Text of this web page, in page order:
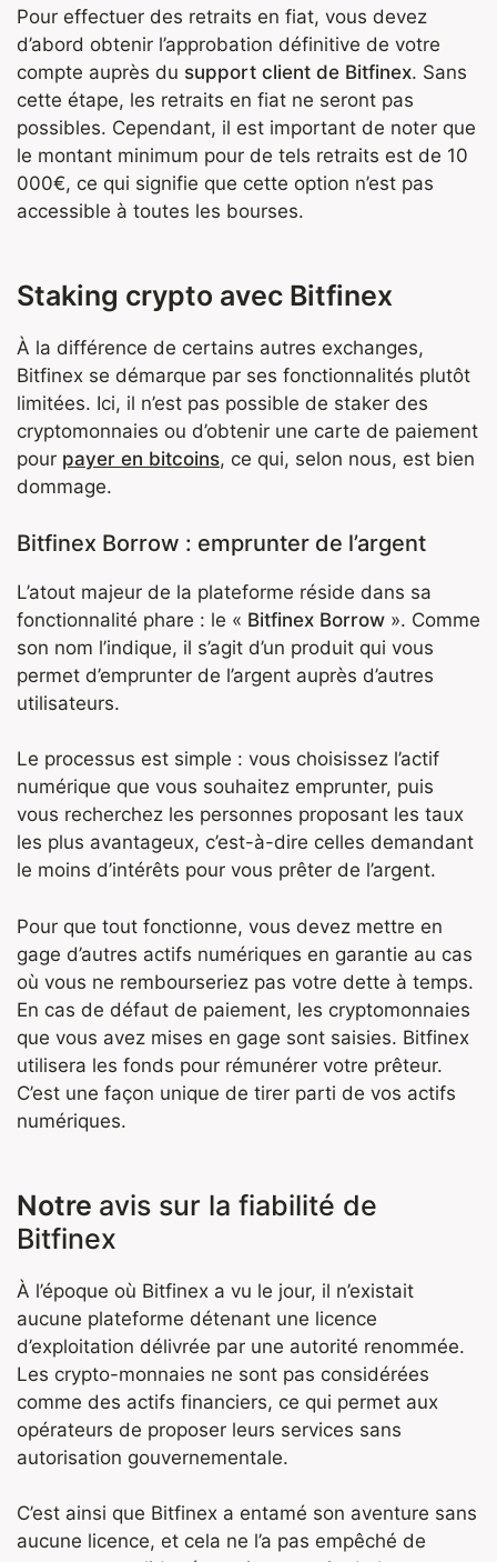
Pour effectuer des retraits en fiat, vous devez
d’abord obtenir l’approbation définitive de votre
compte auprès du support client de Bitfinex. Sans
cette étape, les retraits en fiat ne seront pas
possibles. Cependant, il est important de noter que
le montant minimum pour de tels retraits est de 10
000€, ce qui signifie que cette option n’est pas
accessible à toutes les bourses.
Staking crypto avec Bitfinex
À la différence de certains autres exchanges,
Bitfinex se démarque par ses fonctionnalités plutôt
limitées. Ici, il n’est pas possible de staker des
cryptomonnaies ou d’obtenir une carte de paiement
pour payer en bitcoins, ce qui, selon nous, est bien
dommage.
Bitfinex Borrow : emprunter de l’argent
L’atout majeur de la plateforme réside dans sa
fonctionnalité phare : le « Bitfinex Borrow ». Comme
son nom l’indique, il s’agit d’un produit qui vous
permet d’emprunter de l’argent auprès d’autres
utilisateurs.
Le processus est simple : vous choisissez l’actif
numérique que vous souhaitez emprunter, puis
vous recherchez les personnes proposant les taux
les plus avantageux, c’est-à-dire celles demandant
le moins d’intérêts pour vous prêter de l’argent.
Pour que tout fonctionne, vous devez mettre en
gage d’autres actifs numériques en garantie au cas
où vous ne rembourseriez pas votre dette à temps.
En cas de défaut de paiement, les cryptomonnaies
que vous avez mises en gage sont saisies. Bitfinex
utilisera les fonds pour rémunérer votre prêteur.
C’est une façon unique de tirer parti de vos actifs
numériques.
Notre avis sur la fiabilité de
Bitfinex
À l’époque où Bitfinex a vu le jour, il n’existait
aucune plateforme détenant une licence
d’exploitation délivrée par une autorité renommée.
Les crypto-monnaies ne sont pas considérées
comme des actifs financiers, ce qui permet aux
opérateurs de proposer leurs services sans
autorisation gouvernementale.
C’est ainsi que Bitfinex a entamé son aventure sans
aucune licence, et cela ne l’a pas empêché de